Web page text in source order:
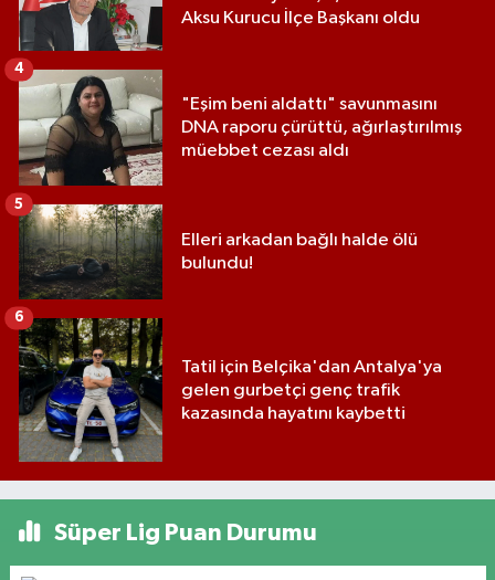
Aksu Kurucu İlçe Başkanı oldu
"Eşim beni aldattı" savunmasını
DNA raporu çürüttü, ağırlaştırılmış
müebbet cezası aldı
4
Elleri arkadan bağlı halde ölü
bulundu!
5
Tatil için Belçika'dan Antalya'ya
gelen gurbetçi genç trafik
kazasında hayatını kaybetti
6
Süper Lig Puan Durumu